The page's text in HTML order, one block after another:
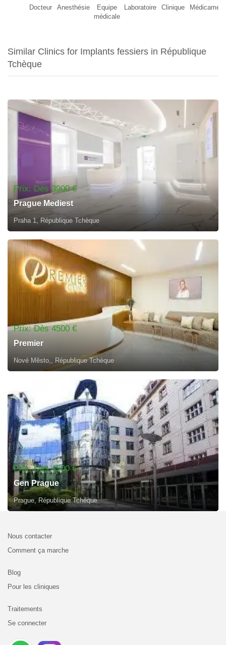
Docteur Anesthésie
Equipe
médicale
Laboratoire Clinique
Similar Clinics for Implants fessiers in République
Tchèque
Prix: Dès 3900 €
Prague Mediest
Praha 1, République Tchèque
Prix: Dès 4500 €
Premier
Nové Město,, République Tchèque
Prix: Dès 4500 €
Gen Prague
Prague, République Tchèque
Nous contacter
Comment ça marche
Blog
Pour les cliniques
Traitements
Se connecter